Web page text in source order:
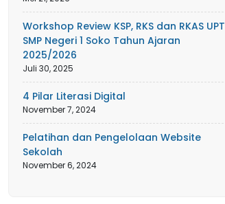
Workshop Review KSP, RKS dan RKAS UPT
SMP Negeri 1 Soko Tahun Ajaran
2025/2026
Juli 30, 2025
4 Pilar Literasi Digital
November 7, 2024
Pelatihan dan Pengelolaan Website
Sekolah
November 6, 2024